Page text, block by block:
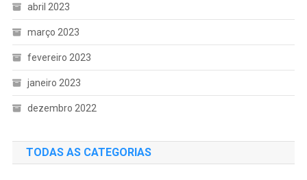
abril 2023
março 2023
fevereiro 2023
janeiro 2023
dezembro 2022
TODAS AS CATEGORIAS